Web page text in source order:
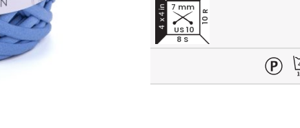
8 S
10 R
7 mm
US 10